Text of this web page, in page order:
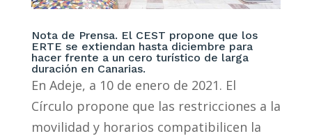
Nota de Prensa. El CEST propone que los
ERTE se extiendan hasta diciembre para
hacer frente a un cero turístico de larga
duración en Canarias.
En Adeje, a 10 de enero de 2021. El
Círculo propone que las restricciones a la
movilidad y horarios compatibilicen la